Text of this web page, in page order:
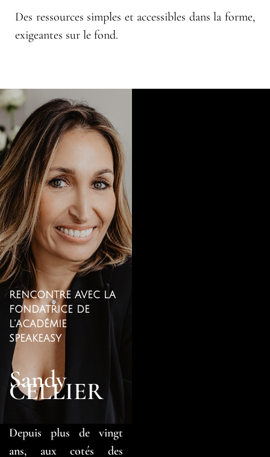
Des ressources simples et accessibles dans la forme,
exigeantes sur le fond.
RENCONTRE AVEC LA
FONDATRICE DE
L’ACADÉMIE
SPEAKEASY
Sandy
CELLIER
Depuis plus de vingt
ans, aux cotés des